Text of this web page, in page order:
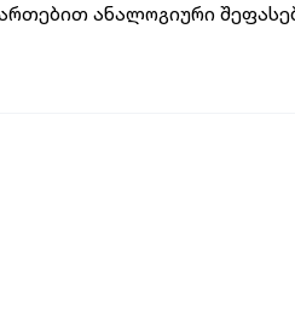
ანალოგიური